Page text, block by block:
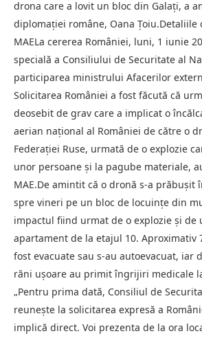
drona care a lovit un bloc din Galați, a
diplomației române, Oana Țoiu.Detaliile
MAELa cererea României, luni, 1 iunie
specială a Consiliului de Securitate al
participarea ministrului Afacerilor
Solicitarea României a fost făcută că
deosebit de grav care a implicat o
aerian național al României de către o
Federației Ruse, urmată de o explozie
unor persoane și la pagube materiale,
MAE.De amintit că o dronă s-a prăbușit
spre vineri pe un bloc de locuințe din
impactul fiind urmat de o explozie și
apartament de la etajul 10. Aproximativ
fost evacuate sau s-au autoevacuat, iar
răni ușoare au primit îngrijiri medicale
„Pentru prima dată, Consiliul de
reunește la solicitarea expresă a
implică direct. Voi prezenta de la ora